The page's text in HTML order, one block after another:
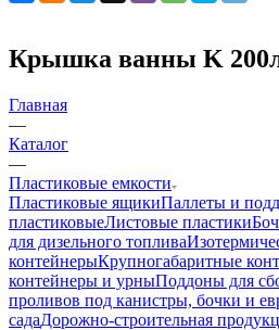
Крышка ванны K
Главная
—
Каталог
—
Пластиковые емкости
Пластиковые ящикиПаллеты и
пластиковыеЛистовые пластики
для дизельного топлива
контейнерыКрупногабаритные
контейнеры и урныПоддоны для
проливов под канистры, бочки и
садаДорожно-строительная